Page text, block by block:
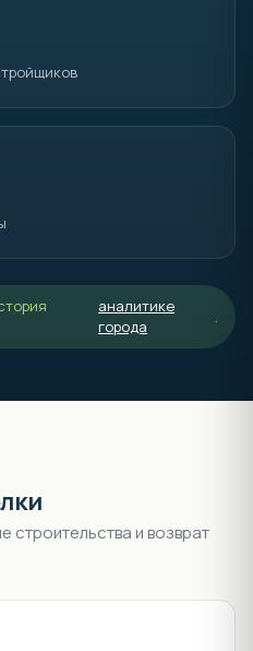
аналитике
города
строительства и возврат